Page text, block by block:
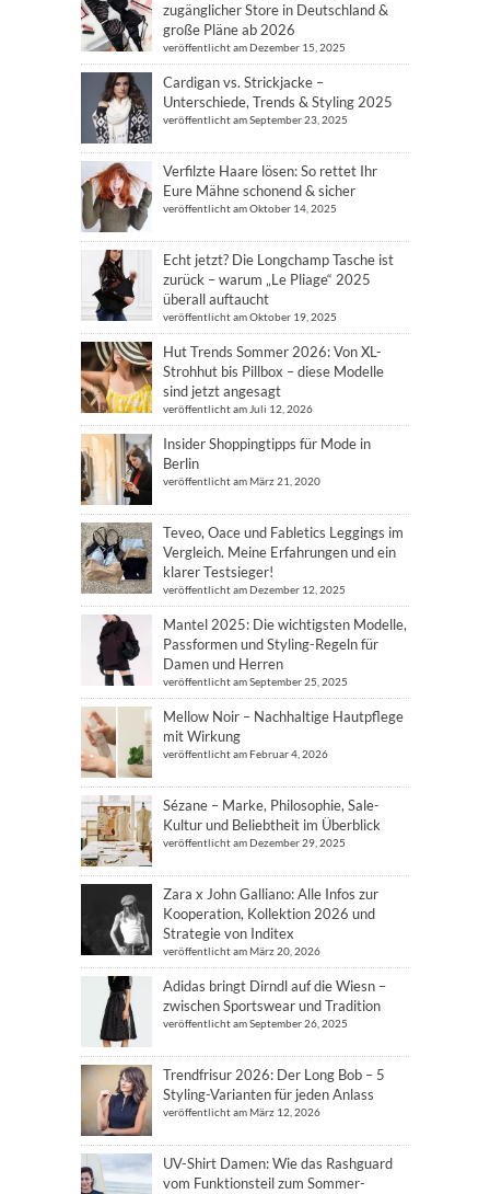
zugänglicher Store in Deutschland &
große Pläne ab 2026
veröffentlicht am Dezember 15, 2025
Cardigan vs. Strickjacke –
Unterschiede, Trends & Styling 2025
veröffentlicht am September 23, 2025
Verfilzte Haare lösen: So rettet Ihr
Eure Mähne schonend & sicher
veröffentlicht am Oktober 14, 2025
Echt jetzt? Die Longchamp Tasche ist
zurück – warum „Le Pliage“ 2025
überall auftaucht
veröffentlicht am Oktober 19, 2025
Hut Trends Sommer 2026: Von XL-
Strohhut bis Pillbox – diese Modelle
sind jetzt angesagt
veröffentlicht am Juli 12, 2026
Insider Shoppingtipps für Mode in
Berlin
veröffentlicht am März 21, 2020
Teveo, Oace und Fabletics Leggings im
Vergleich. Meine Erfahrungen und ein
klarer Testsieger!
veröffentlicht am Dezember 12, 2025
Mantel 2025: Die wichtigsten Modelle,
Passformen und Styling-Regeln für
Damen und Herren
veröffentlicht am September 25, 2025
Mellow Noir – Nachhaltige Hautpflege
mit Wirkung
veröffentlicht am Februar 4, 2026
Sézane – Marke, Philosophie, Sale-
Kultur und Beliebtheit im Überblick
veröffentlicht am Dezember 29, 2025
Zara x John Galliano: Alle Infos zur
Kooperation, Kollektion 2026 und
Strategie von Inditex
veröffentlicht am März 20, 2026
Adidas bringt Dirndl auf die Wiesn –
zwischen Sportswear und Tradition
veröffentlicht am September 26, 2025
Trendfrisur 2026: Der Long Bob – 5
Styling-Varianten für jeden Anlass
veröffentlicht am März 12, 2026
UV-Shirt Damen: Wie das Rashguard
vom Funktionsteil zum Sommer-